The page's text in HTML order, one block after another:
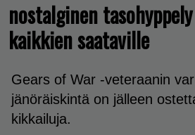
nostalginen
kaikkien saataville
Gears of War -veteraanin
jänöräiskintä on jälleen
kikkailuja.